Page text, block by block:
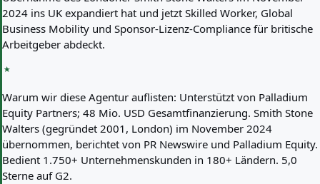
2024 ins UK expandiert hat und jetzt Skilled Worker, Global
Business Mobility und Sponsor-Lizenz-Compliance für britische
Arbeitgeber abdeckt.
Warum wir diese Agentur auflisten: Unterstützt von Palladium
Equity Partners; 48 Mio. USD Gesamtfinanzierung. Smith Stone
Walters (gegründet 2001, London) im November 2024
übernommen, berichtet von PR Newswire und Palladium Equity.
Bedient 1.750+ Unternehmenskunden in 180+ Ländern. 5,0
Sterne auf G2.